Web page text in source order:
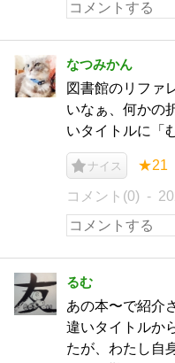
なつみかん
図書館のリファ
いなぁ、何かの
いタイトルに「
ナイス ★21
コメント(0)
るむ
あの本〜で紹介
違いタイトルか
たが、わたし自